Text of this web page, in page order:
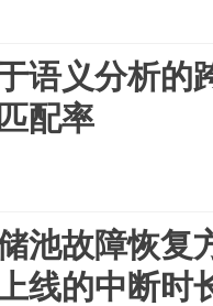
语义分析的
配率
池故障恢复
线的中断时